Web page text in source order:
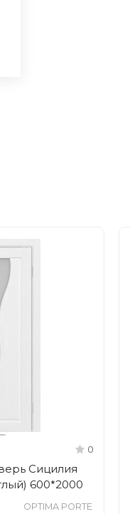
0
Сицилия
600*2000
OPTIMA PORTE